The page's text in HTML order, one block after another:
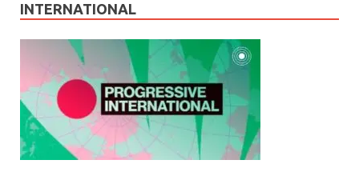
INTERNATIONAL